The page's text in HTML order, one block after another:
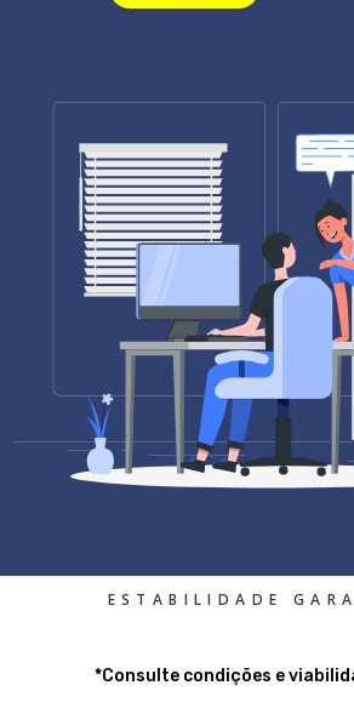
em Marabá
ESTABILIDADE
*Consulte condições e